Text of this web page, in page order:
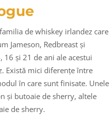
de whiskey irlandez care
Jameson, Redbreast și
16 și 21 de ani ale acestui
Există mici diferențe între
în care sunt finisate. Unele
și butoaie de sherry, altele
de sherry.